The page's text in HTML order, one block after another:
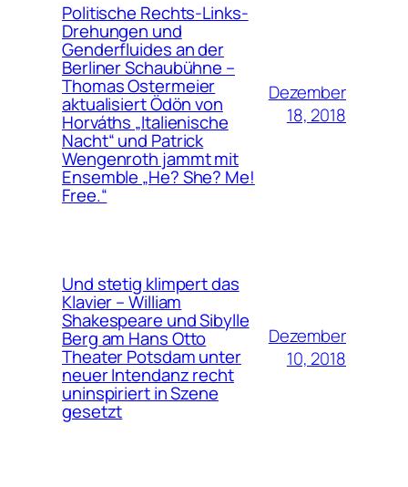
Politische Rechts-Links-
Drehungen und
Genderfluides an der
Berliner Schaubühne –
Thomas Ostermeier
aktualisiert Ödön von
Horváths „Italienische
Nacht“ und Patrick
Wengenroth jammt mit
Ensemble „He? She? Me!
Free.“
Dezember
18, 2018
Und stetig klimpert das
Klavier – William
Shakespeare und Sibylle
Berg am Hans Otto
Theater Potsdam unter
neuer Intendanz recht
uninspiriert in Szene
gesetzt
Dezember
10, 2018